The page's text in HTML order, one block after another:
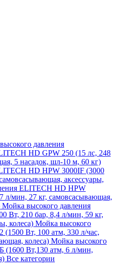
давления
HD GPW 250 (15 лс, 248
5 насадок, шл-10 м, 60 кг)
HD HPW 3000IF (3000
аксессуары,
ELITECH HD HPW
л/мин, 27 кг, самовсасывающая,
Мойка высокого давления
Вт, 210 бар, 8,4 л/мин, 59 кг,
колеса) Мойка высокого
Вт, 100 атм, 330 л/час,
колеса) Мойка высокого
(1600 Вт,130 атм, 6 л/мин,
Все категории